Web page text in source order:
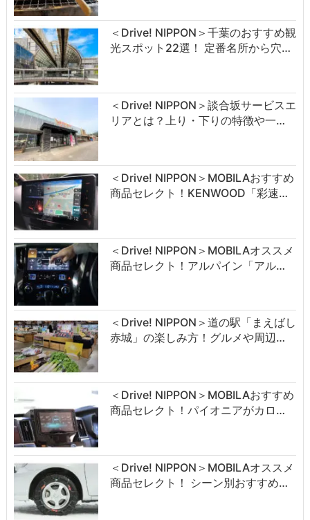
＜Drive! NIPPON＞千葉のおすすめ観
光スポット22選！ 定番名所から穴…
＜Drive! NIPPON＞談合坂サービスエ
リアとは？上り・下りの特徴や一…
＜Drive! NIPPON＞MOBILAおすすめ
商品セレクト！KENWOOD「彩速…
＜Drive! NIPPON＞MOBILAオススメ
商品セレクト！アルパイン「アル…
＜Drive! NIPPON＞道の駅「まえばし
赤城」の楽しみ方！グルメや周辺…
＜Drive! NIPPON＞MOBILAおすすめ
商品セレクト！パイオニアがカロ…
＜Drive! NIPPON＞MOBILAオススメ
商品セレクト！ シーン別おすすめ…